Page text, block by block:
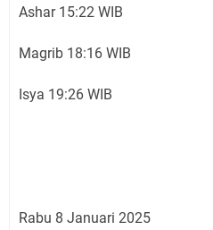
Ashar 15:22 WIB
Magrib 18:16 WIB
Isya 19:26 WIB
Rabu 8 Januari 2025